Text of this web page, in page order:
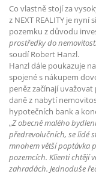
Co vlastně stojí za
z NEXT REALITY je
pozemku z důvodu
prostředky do
soudí Robert Hanzl.
Hanzl dále poukazuje
spojené s nákupem
peněz začínají
daně z nabytí
hypotečních bank a
„Z obecně malého
předrevolučních, se lidé
mnohem větší poptávka
pozemcích. Klienti chtějí
zahradách. Jednoduše